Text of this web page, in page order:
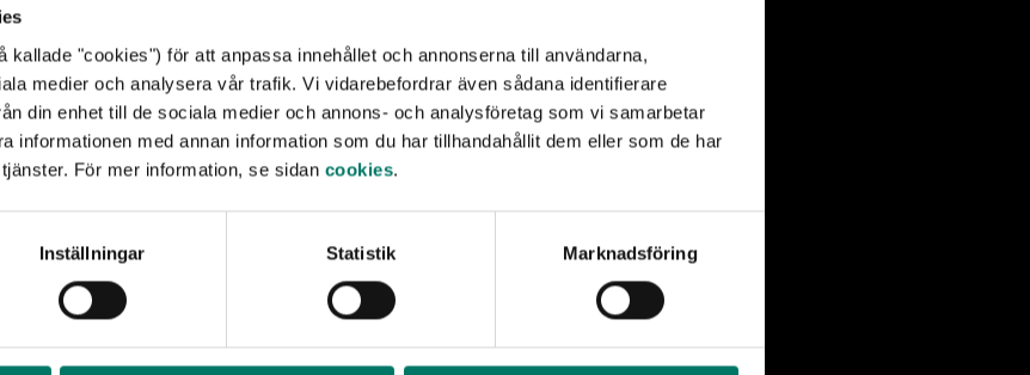
kallade "cookies") för att anpassa innehållet och annonserna till användarna,
medier och analysera vår trafik. Vi vidarebefordrar även sådana identifierare
din enhet till de sociala medier och annons- och analysföretag som vi samarbetar
informationen med annan information som du har tillhandahållit dem eller som de har
För mer information, se sidan cookies.
Inställningar Statistik Marknadsföring
kliva in i förarhytten på ånglok A1001 via en trappa upp. Loket är
och även den siste som hade detta yrke. Moppen finns även